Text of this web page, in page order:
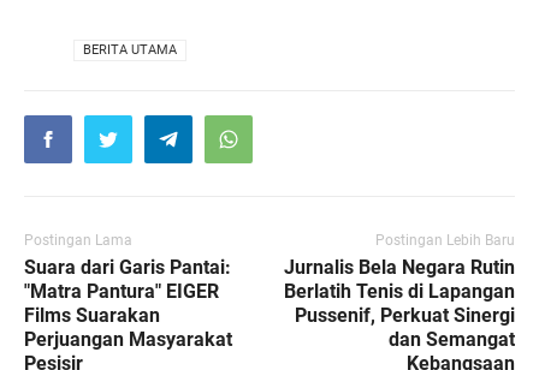
BERITA UTAMA
Postingan Lama
Suara dari Garis Pantai:
"Matra Pantura" EIGER
Films Suarakan
Perjuangan Masyarakat
Pesisir
Postingan Lebih Baru
Jurnalis Bela Negara Rutin
Berlatih Tenis di Lapangan
Pussenif, Perkuat Sinergi
dan Semangat
Kebangsaan